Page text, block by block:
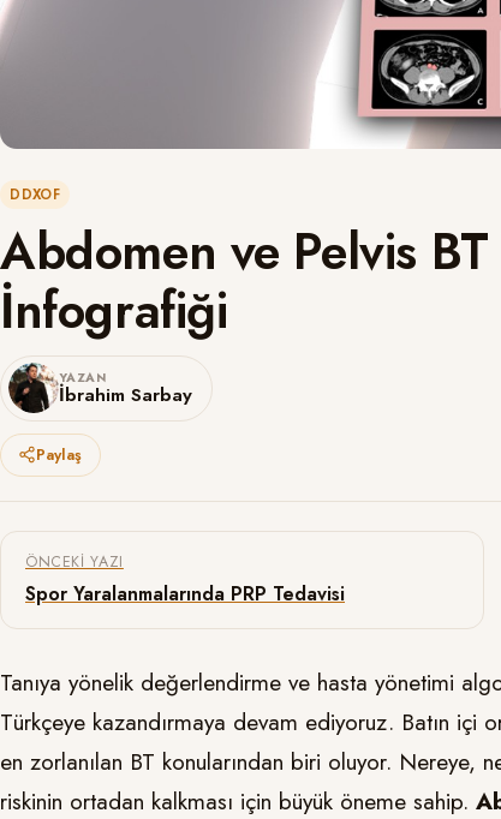
DDXOF
Abdomen ve Pelvis
İnfografiği
YAZAN
İbrahim Sarbay
Paylaş
Yazı gezinmesi
ÖNCEKI YAZI
Spor Yaralanmalarında PRP Tedavisi
Tanıya yönelik değerlendirme ve hasta yönetimi
Türkçeye kazandırmaya devam ediyoruz. Batın
en zorlanılan BT konularından biri oluyor. Nereye,
riskinin ortadan kalkması için büyük öneme sahip.